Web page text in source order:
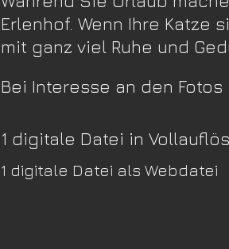
1 digitale Datei in
Bei Interesse an den
1 digitale Datei als
Erlenhof. Wenn Ihre Katze
mit ganz viel Ruhe und